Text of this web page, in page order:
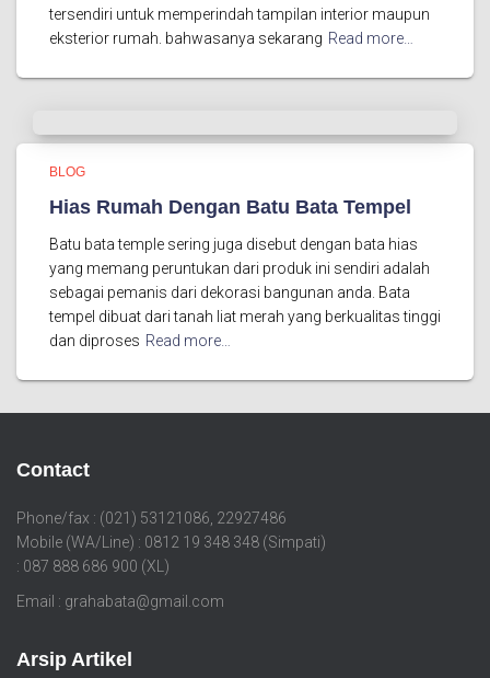
tersendiri untuk memperindah tampilan interior maupun
eksterior rumah. bahwasanya sekarang Read more…
BLOG
Hias Rumah Dengan Batu Bata Tempel
Batu bata temple sering juga disebut dengan bata hias
yang memang peruntukan dari produk ini sendiri adalah
sebagai pemanis dari dekorasi bangunan anda. Bata
tempel dibuat dari tanah liat merah yang berkualitas tinggi
dan diproses Read more…
Contact
Phone/fax : (021) 53121086, 22927486
Mobile (WA/Line) : 0812 19 348 348 (Simpati)
: 087 888 686 900 (XL)
Email : grahabata@gmail.com
Arsip Artikel